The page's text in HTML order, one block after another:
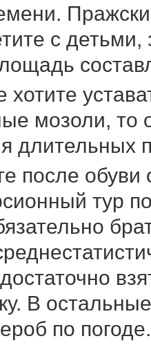
с
хотите
мозоли,
длительных
после обуви
тур
В
по